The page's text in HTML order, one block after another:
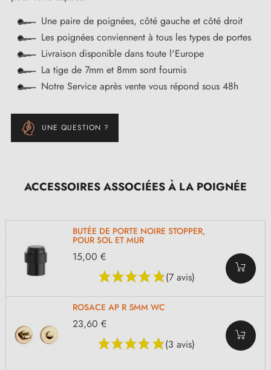
Une paire de poignées, côté gauche et côté droit
Les poignées conviennent à tous les types de portes
Livraison disponible dans toute l'Europe
La tige de 7mm et 8mm sont fournis
Notre Service après vente vous répond sous 48h
UNE QUESTION ?
ACCESSOIRES ASSOCIÉES À LA POIGNÉE
BUTÉE DE PORTE NOIRE STOPPER,
POUR SOL ET MUR
(7 avis)
15,00 €
ROSACE AP R 5MM WC
(3 avis)
23,60 €